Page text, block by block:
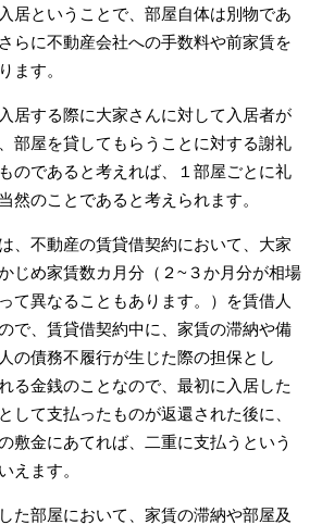
居ということで、部屋自体は別物であ
らに不動産会社への手数料や前家賃を
ます。
居する際に大家さんに対して入居者が
部屋を貸してもらうことに対する謝礼
のであると考えれば、１部屋ごとに礼
然のことであると考えられます。
、不動産の賃貸借契約において、大家
じめ家賃数カ月分（２~３か月分が相場
て異なることもあります。）を賃借人
で、賃貸借契約中に、家賃の滞納や備
の債務不履行が生じた際の担保とし
る金銭のことなので、最初に入居した
して支払ったものが返還された後に、
敷金にあてれば、二重に支払うという
えます。
た部屋において、家賃の滞納や部屋及